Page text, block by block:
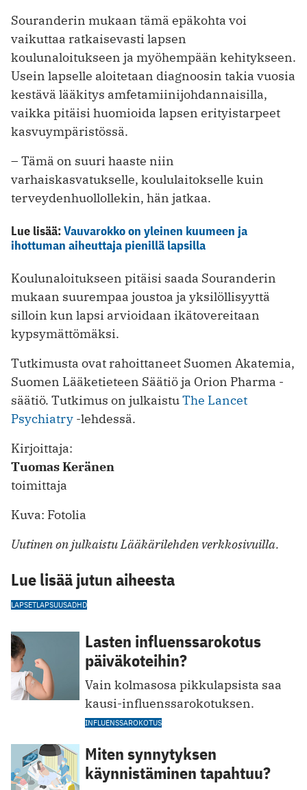
Souranderin mukaan tämä epäkohta voi
vaikuttaa ratkaisevasti lapsen
koulunaloitukseen ja myöhempään kehitykseen.
Usein lapselle aloitetaan diagnoosin takia vuosia
kestävä lääkitys amfetamiinijohdannaisilla,
vaikka pitäisi huomioida lapsen erityistarpeet
kasvuympäristössä.
– Tämä on suuri haaste niin
varhaiskasvatukselle, koululaitokselle kuin
terveydenhuollollekin, hän jatkaa.
Lue lisää:Vauvarokko on yleinen kuumeen ja
ihottuman aiheuttaja pienillä lapsilla
Koulunaloitukseen pitäisi saada Souranderin
mukaan suurempaa joustoa ja yksilöllisyyttä
silloin kun lapsi arvioidaan ikätovereitaan
kypsymättömäksi.
Tutkimusta ovat rahoittaneet Suomen Akatemia,
Suomen Lääketieteen Säätiö ja Orion Pharma -
säätiö. Tutkimus on julkaistuThe Lancet
Psychiatry -lehdessä.
Kirjoittaja:
Tuomas Keränen
toimittaja
Kuva: Fotolia
Uutinen on julkaistu Lääkärilehden verkkosivuilla.
Lue lisää jutun aiheesta
LAPSETLAPSUUSADHD
Lasten influenssarokotus
päiväkoteihin?
Vain kolmasosa pikkulapsista saa
kausi-influenssarokotuksen.
INFLUENSSAROKOTUS
Miten synnytyksen
käynnistäminen tapahtuu?